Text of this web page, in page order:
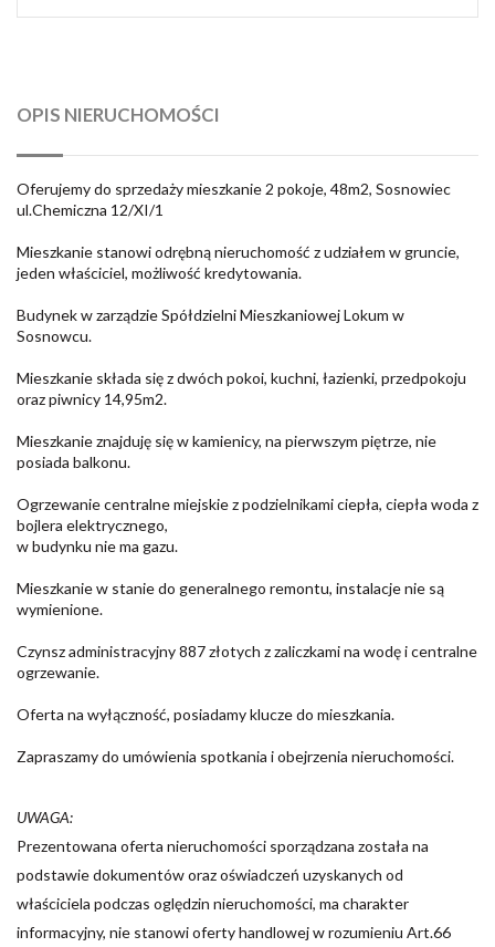
OPIS NIERUCHOMOŚCI
Oferujemy do sprzedaży mieszkanie 2 pokoje, 48m2, Sosnowiec
ul.Chemiczna 12/XI/1
Mieszkanie stanowi odrębną nieruchomość z udziałem w gruncie,
jeden właściciel, możliwość kredytowania.
Budynek w zarządzie Spółdzielni Mieszkaniowej Lokum w
Sosnowcu.
Mieszkanie składa się z dwóch pokoi, kuchni, łazienki, przedpokoju
oraz piwnicy 14,95m2.
Mieszkanie znajduję się w kamienicy, na pierwszym piętrze, nie
posiada balkonu.
Ogrzewanie centralne miejskie z podzielnikami ciepła, ciepła woda z
bojlera elektrycznego,
w budynku nie ma gazu.
Mieszkanie w stanie do generalnego remontu, instalacje nie są
wymienione.
Czynsz administracyjny 887 złotych z zaliczkami na wodę i centralne
ogrzewanie.
Oferta na wyłączność, posiadamy klucze do mieszkania.
Zapraszamy do umówienia spotkania i obejrzenia nieruchomości.
UWAGA:
Prezentowana oferta nieruchomości sporządzana została na
podstawie dokumentów oraz oświadczeń uzyskanych od
właściciela podczas oględzin nieruchomości, ma charakter
informacyjny, nie stanowi oferty handlowej w rozumieniu Art.66